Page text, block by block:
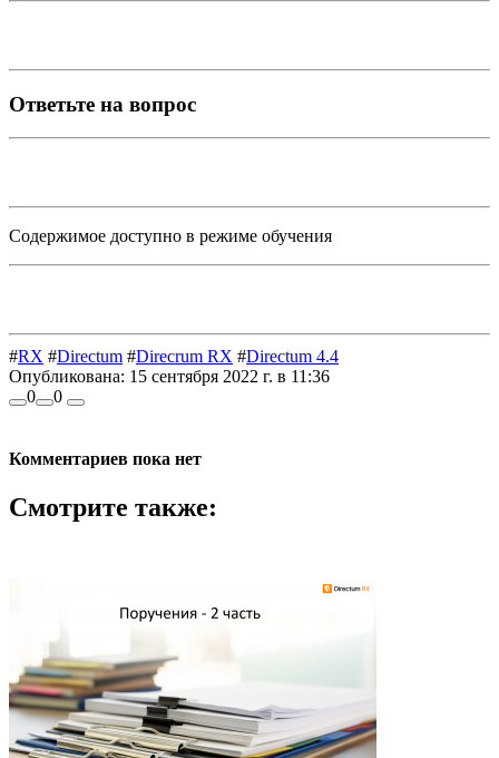
Ответьте на вопрос
Содержимое доступно в режиме обучения
#RX #Directum #Direcrum RX #Directum 4.4
Опубликована: 15 сентября 2022 г. в 11:36
0
0
Комментариев пока нет
Смотрите также: